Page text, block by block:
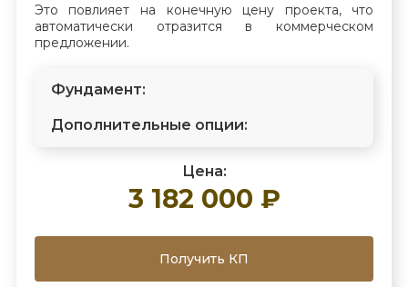
Это повлияет на конечную цену проекта, что
автоматически отразится в коммерческом
предложении.
Фундамент:
Дополнительные опции:
Цена:
3 182 000 ₽
Получить КП